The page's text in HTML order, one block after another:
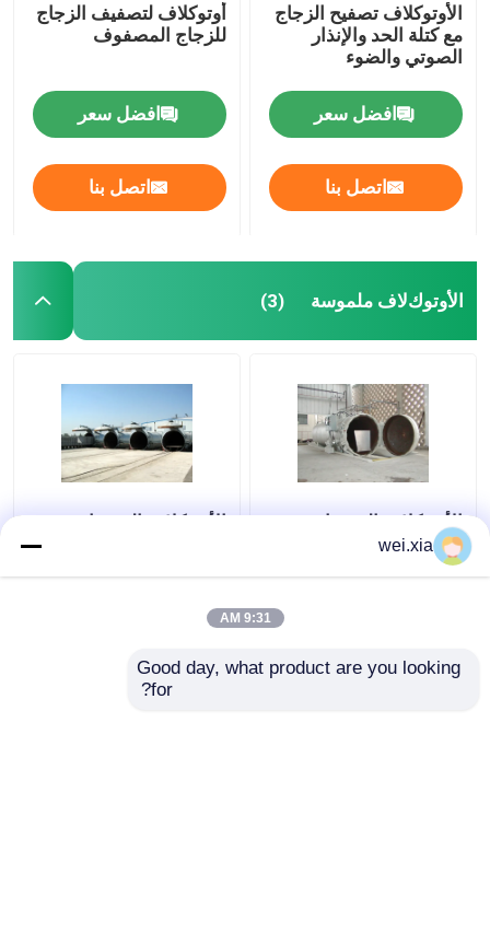
الأوتوكلاف تصفيح الزجاج
مع كتلة الحد والإنذار
الصوتي والضوء
افضل سعر
اتصل بنا
أوتوكلاف لتصفيف الزجاج
للزجاج المصفوف
افضل سعر
اتصل بنا
اﻷوتوكﻻف ملموسة (3)
الأوتوكلاف الخرسانة
الكيميائية مع التحكم بلك
وباب الضغط الهيدروليكي
الأوتوكلاف الخرساني مع
جهاز إنذار الصوت الخفيف
اتصل بنا
wei.xia
9:31 AM
Good day, what product are you looking
for?